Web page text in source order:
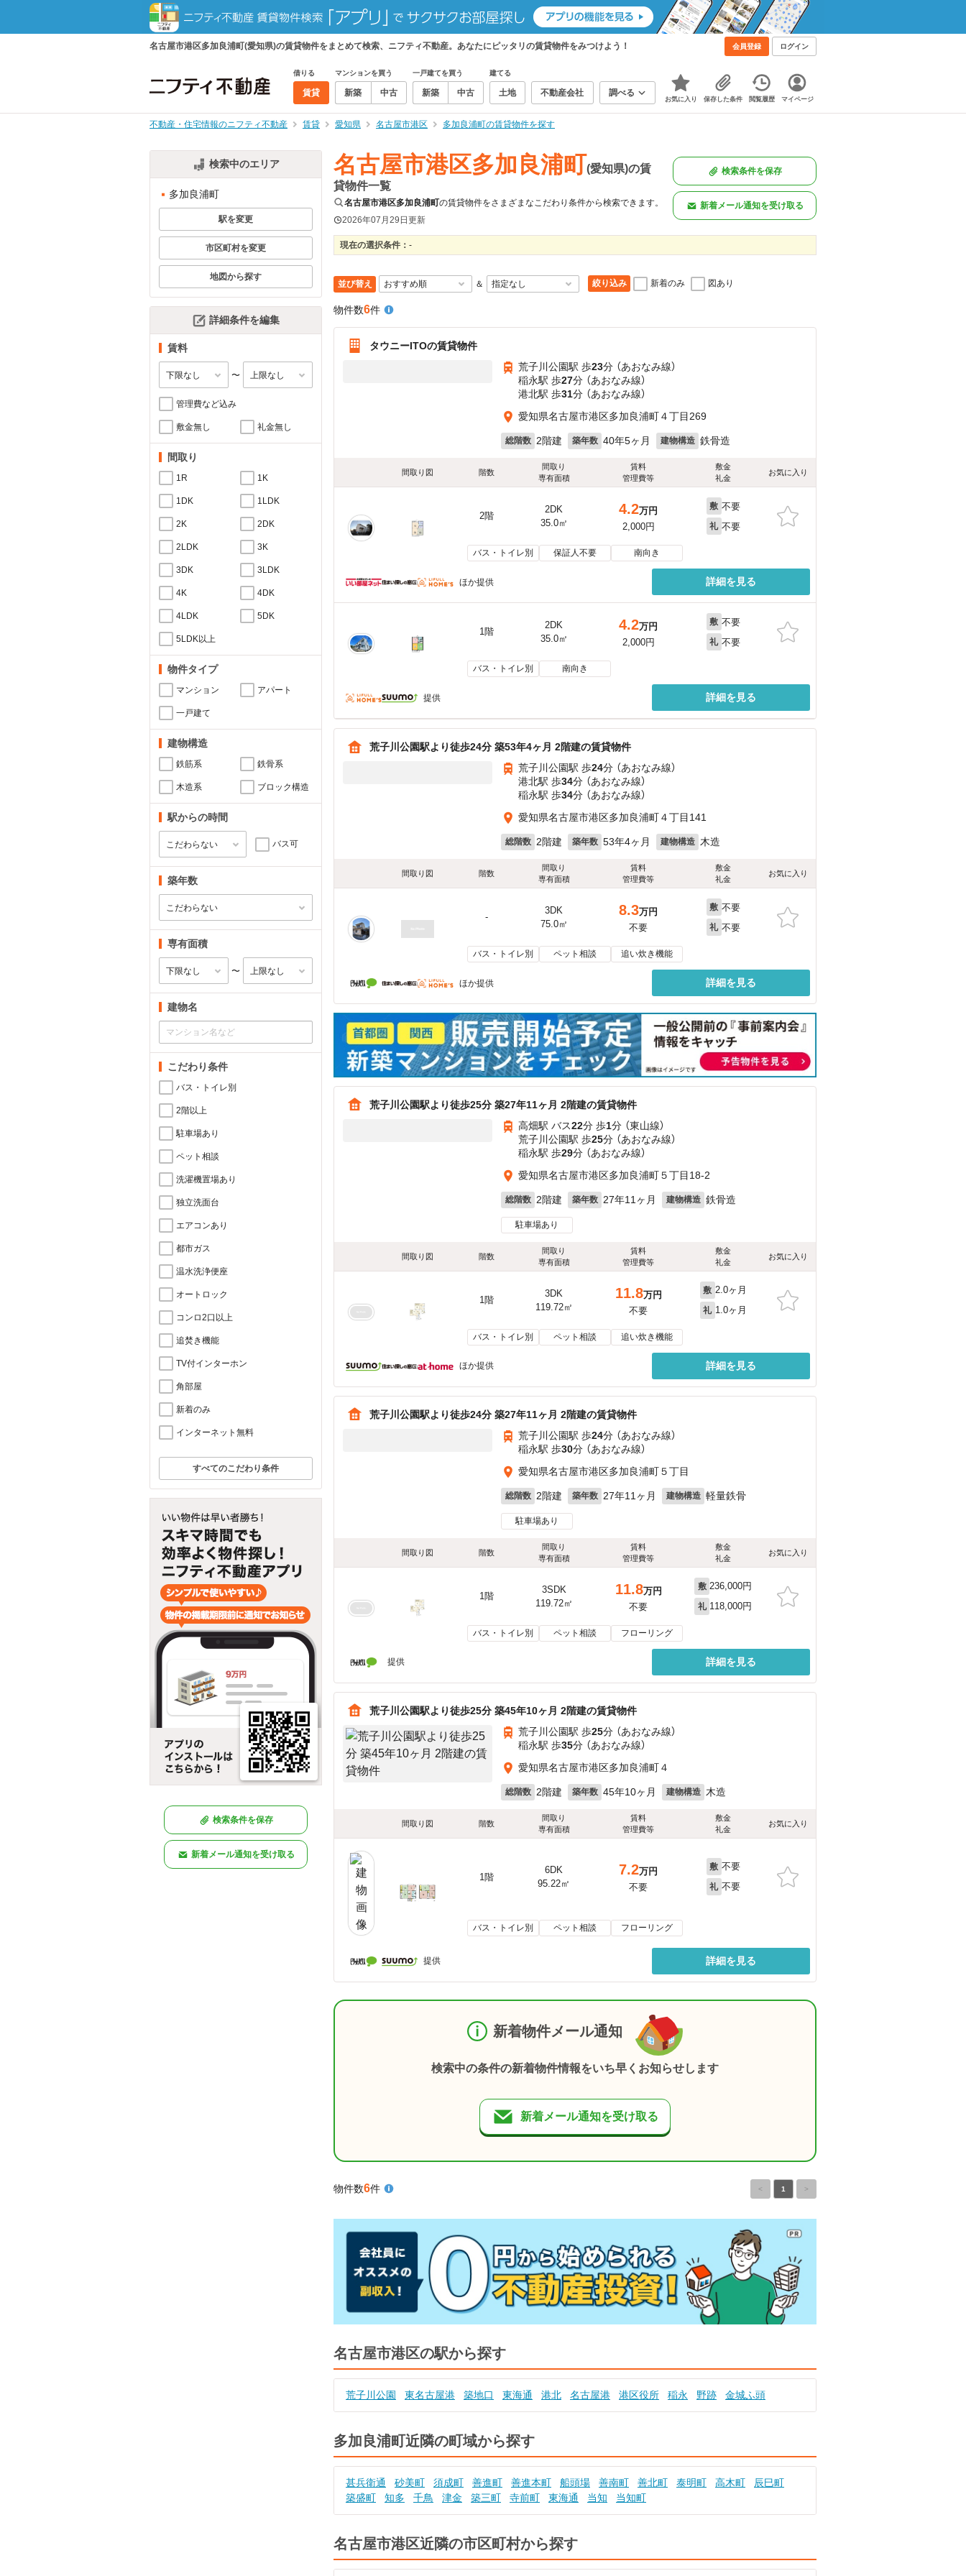
名古屋市港区多加良浦町(愛知県)の賃貸物件をまとめて検索、ニフティ不動産。あなたにピッタリの賃貸物件をみつけよう！ 会員登録 ログイン
借りる
賃貸
マンションを買う
新築 中古
一戸建てを買う
新築 中古
建てる
土地 不動産会社 調べる
お気に入り 保存した条件 閲覧履歴 マイページ
不動産・住宅情報のニフティ不動産 賃貸 愛知県 名古屋市港区 多加良浦町の賃貸物件を探す
検索中のエリア
多加良浦町
駅を変更
市区町村を変更
地図から探す
詳細条件を編集
賃料
〜
管理費など込み
敷金無し 礼金無し
間取り
1R 1K
1DK 1LDK
2K 2DK
2LDK 3K
3DK 3LDK
4K 4DK
4LDK 5DK
5LDK以上
物件タイプ
マンション アパート
一戸建て
建物構造
鉄筋系 鉄骨系
木造系 ブロック構造
駅からの時間
バス可
築年数
専有面積
〜
建物名
こだわり条件
バス・トイレ別
2階以上
駐車場あり
ペット相談
洗濯機置場あり
独立洗面台
エアコンあり
都市ガス
温水洗浄便座
オートロック
コンロ2口以上
追焚き機能
TV付インターホン
角部屋
新着のみ
インターネット無料
すべてのこだわり条件
検索条件を保存
新着メール通知を受け取る
名古屋市港区多加良浦町(愛知県)の賃
貸物件一覧
名古屋市港区多加良浦町の賃貸物件をさまざまなこだわり条件から検索できます。
2026年07月29日更新
検索条件を保存
新着メール通知を受け取る
現在の選択条件： -
並び替え ＆ 絞り込み 新着のみ 図あり
物件数6件
タウニーITOの賃貸物件
荒子川公園駅 歩23分 （あおなみ線）
稲永駅 歩27分 （あおなみ線）
港北駅 歩31分 （あおなみ線）
愛知県名古屋市港区多加良浦町４丁目269
総階数 2階建 築年数 40年5ヶ月 建物構造 鉄骨造
間取り図 階数
間取り
専有面積
賃料
管理費等
敷金
礼金
お気に入り
2階
2DK
35.0㎡
4.2万円
2,000円
敷 不要
礼 不要
バス・トイレ別 保証人不要 南向き
ほか提供 詳細を見る
1階
2DK
35.0㎡
4.2万円
2,000円
敷 不要
礼 不要
バス・トイレ別 南向き
提供 詳細を見る
荒子川公園駅より徒歩24分 築53年4ヶ月 2階建の賃貸物件
荒子川公園駅 歩24分 （あおなみ線）
港北駅 歩34分 （あおなみ線）
稲永駅 歩34分 （あおなみ線）
愛知県名古屋市港区多加良浦町４丁目141
総階数 2階建 築年数 53年4ヶ月 建物構造 木造
間取り図 階数
間取り
専有面積
賃料
管理費等
敷金
礼金
お気に入り
-
3DK
75.0㎡
8.3万円
不要
敷 不要
礼 不要
バス・トイレ別 ペット相談 追い炊き機能
ほか提供 詳細を見る
荒子川公園駅より徒歩25分 築27年11ヶ月 2階建の賃貸物件
高畑駅 バス22分 歩1分 （東山線）
荒子川公園駅 歩25分 （あおなみ線）
稲永駅 歩29分 （あおなみ線）
愛知県名古屋市港区多加良浦町５丁目18-2
総階数 2階建 築年数 27年11ヶ月 建物構造 鉄骨造
駐車場あり
間取り図 階数
間取り
専有面積
賃料
管理費等
敷金
礼金
お気に入り
1階
3DK
119.72㎡
11.8万円
不要
敷 2.0ヶ月
礼 1.0ヶ月
バス・トイレ別 ペット相談 追い炊き機能
ほか提供 詳細を見る
荒子川公園駅より徒歩24分 築27年11ヶ月 2階建の賃貸物件
荒子川公園駅 歩24分 （あおなみ線）
稲永駅 歩30分 （あおなみ線）
愛知県名古屋市港区多加良浦町５丁目
総階数 2階建 築年数 27年11ヶ月 建物構造 軽量鉄骨
駐車場あり
間取り図 階数
間取り
専有面積
賃料
管理費等
敷金
礼金
お気に入り
1階
3SDK
119.72㎡
11.8万円
不要
敷 236,000円
礼 118,000円
バス・トイレ別 ペット相談 フローリング
提供 詳細を見る
荒子川公園駅より徒歩25分 築45年10ヶ月 2階建の賃貸物件
荒子川公園駅 歩25分 （あおなみ線）
稲永駅 歩35分 （あおなみ線）
愛知県名古屋市港区多加良浦町４
総階数 2階建 築年数 45年10ヶ月 建物構造 木造
間取り図 階数
間取り
専有面積
賃料
管理費等
敷金
礼金
お気に入り
1階
6DK
95.22㎡
7.2万円
不要
敷 不要
礼 不要
バス・トイレ別 ペット相談 フローリング
提供 詳細を見る
新着物件メール通知
検索中の条件の新着物件情報をいち早くお知らせします
新着メール通知を受け取る
物件数6件 < 1 >
名古屋市港区の駅から探す
荒子川公園 東名古屋港 築地口 東海通 港北 名古屋港 港区役所 稲永 野跡 金城ふ頭
多加良浦町近隣の町域から探す
甚兵衛通 砂美町 須成町 善進町 善進本町 船頭場 善南町 善北町 泰明町 高木町
辰巳町
築盛町
知多 千鳥 津金 築三町 寺前町 東海通 当知 当知町
名古屋市港区近隣の市区町村から探す